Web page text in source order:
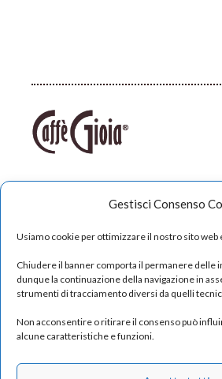
Gestisci Consenso
Usiamo cookie per ottimizzare il nostro sito web
Chiudere il banner comporta il permanere delle
dunque la continuazione della navigazione in
strumenti di tracciamento diversi da quelli
Non acconsentire o ritirare il consenso può
alcune caratteristiche e funzioni.
P. Iva 03928270655
REA SA330858
PEClabcaffe@legalmail.it
proprietà di Labcaffè SRL, né di